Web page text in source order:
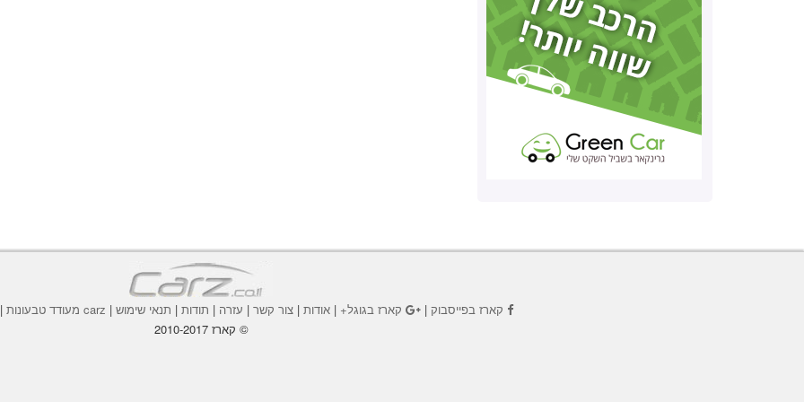
קארז בפייסבוק | קארז בגוגל+ | אודות | צור קשר | עזרה | תודות | תנאי שימוש | carz מעודד טבעונות |
© קארז 2010-2017